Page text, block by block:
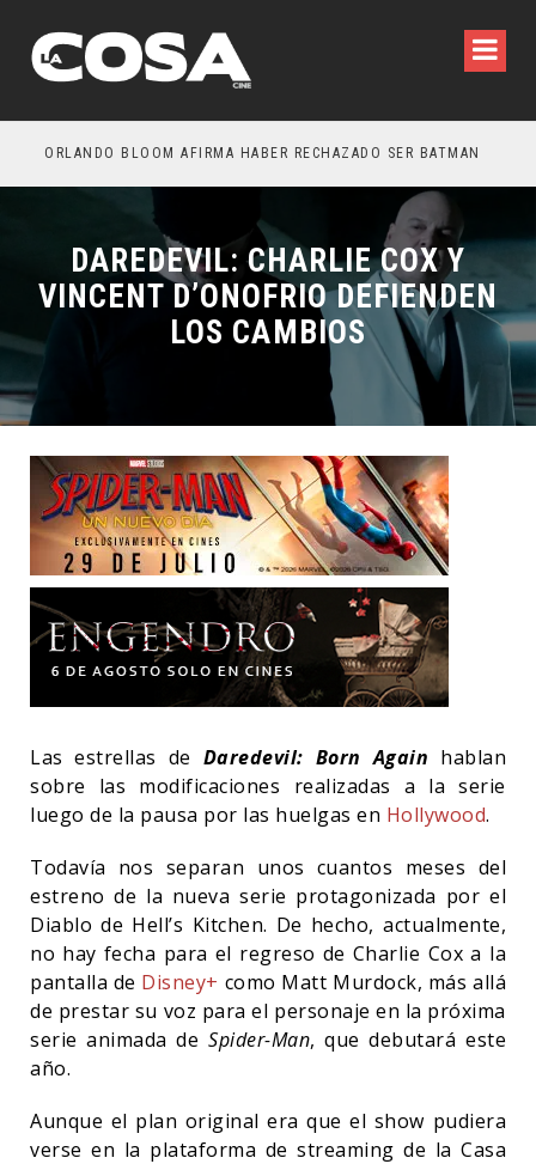
ORLANDO BLOOM AFIRMA HABER RECHAZADO SER BATMAN
DAREDEVIL: CHARLIE COX Y
VINCENT D’ONOFRIO DEFIENDEN
LOS CAMBIOS
Las estrellas de Daredevil: Born Again hablan
sobre las modificaciones realizadas a la serie
luego de la pausa por las huelgas en Hollywood.
Todavía nos separan unos cuantos meses del
estreno de la nueva serie protagonizada por el
Diablo de Hell’s Kitchen. De hecho, actualmente,
no hay fecha para el regreso de Charlie Cox a la
pantalla de Disney+ como Matt Murdock, más allá
de prestar su voz para el personaje en la próxima
serie animada de Spider-Man, que debutará este
año.
Aunque el plan original era que el show pudiera
verse en la plataforma de streaming de la Casa